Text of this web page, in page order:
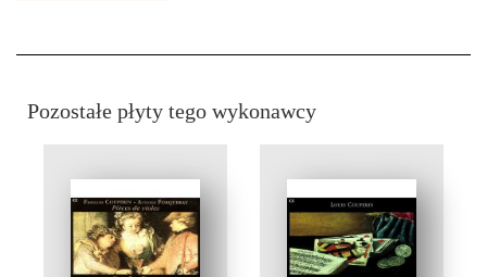
Pozostałe płyty tego wykonawcy